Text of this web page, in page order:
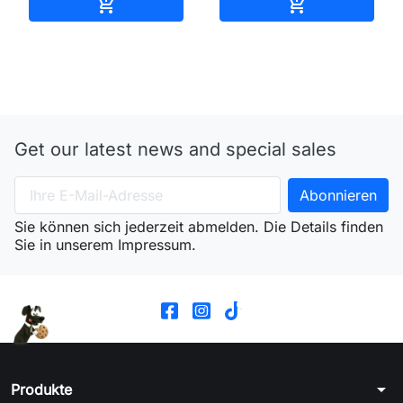
 
Get our latest news and special sales
Sie können sich jederzeit abmelden. Die Details finden
Sie in unserem Impressum.
Produkte arrow_drop_down